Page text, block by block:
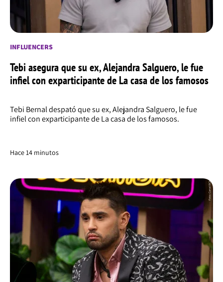
INFLUENCERS
Tebi asegura que su ex, Alejandra Salguero, le fue
infiel con exparticipante de La casa de los famosos
Tebi Bernal despató que su ex, Alejandra Salguero, le fue
infiel con exparticipante de La casa de los famosos.
Hace 14 minutos